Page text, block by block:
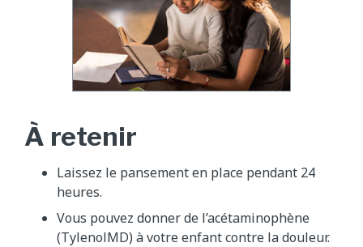
À retenir
Laissez le pansement en place pendant 24
heures.
Vous pouvez donner de l’acétaminophène
(TylenolMD) à votre enfant contre la douleur.